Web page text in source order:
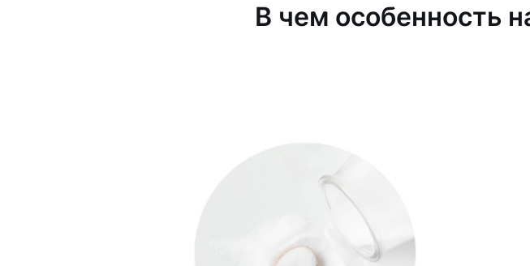
В чем особенность